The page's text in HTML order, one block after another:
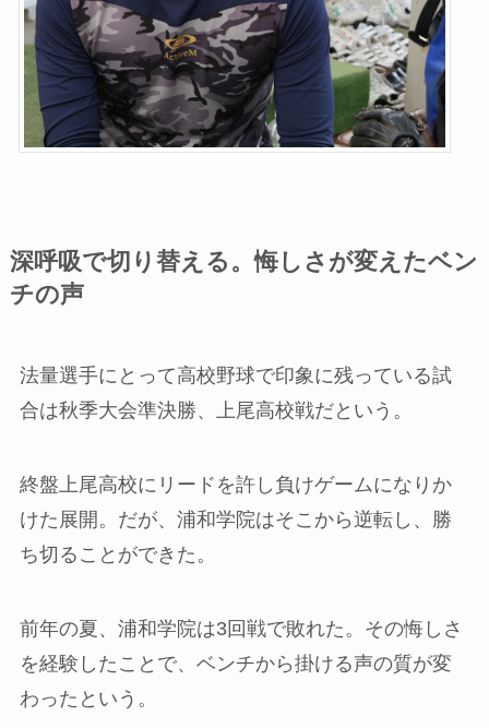
深呼吸で切り替える。悔しさが変えたベン
チの声
法量選手にとって高校野球で印象に残っている試
合は秋季大会準決勝、上尾高校戦だという。
終盤上尾高校にリードを許し負けゲームになりか
けた展開。だが、浦和学院はそこから逆転し、勝
ち切ることができた。
前年の夏、浦和学院は3回戦で敗れた。その悔しさ
を経験したことで、ベンチから掛ける声の質が変
わったという。